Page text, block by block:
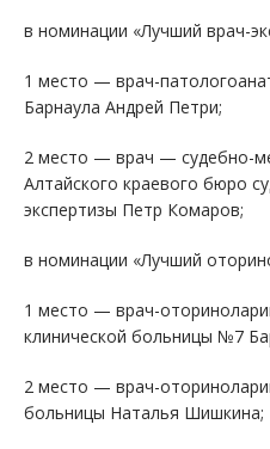
в номинации «Лучший врач-
1 место — врач-
Барнаула Андрей Петри;
2 место — врач — судебно-
Алтайского краевого бюро
экспертизы Петр Комаров;
в номинации «Лучший
1 место — врач-
клинической больницы №7
2 место — врач-
больницы Наталья Шишкина;